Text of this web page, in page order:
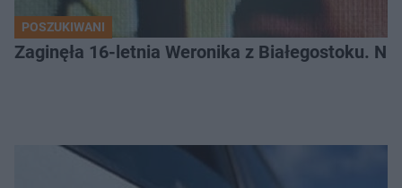
POSZUKIWANI
Zaginęła 16-letnia Weronika z Białegostoku.